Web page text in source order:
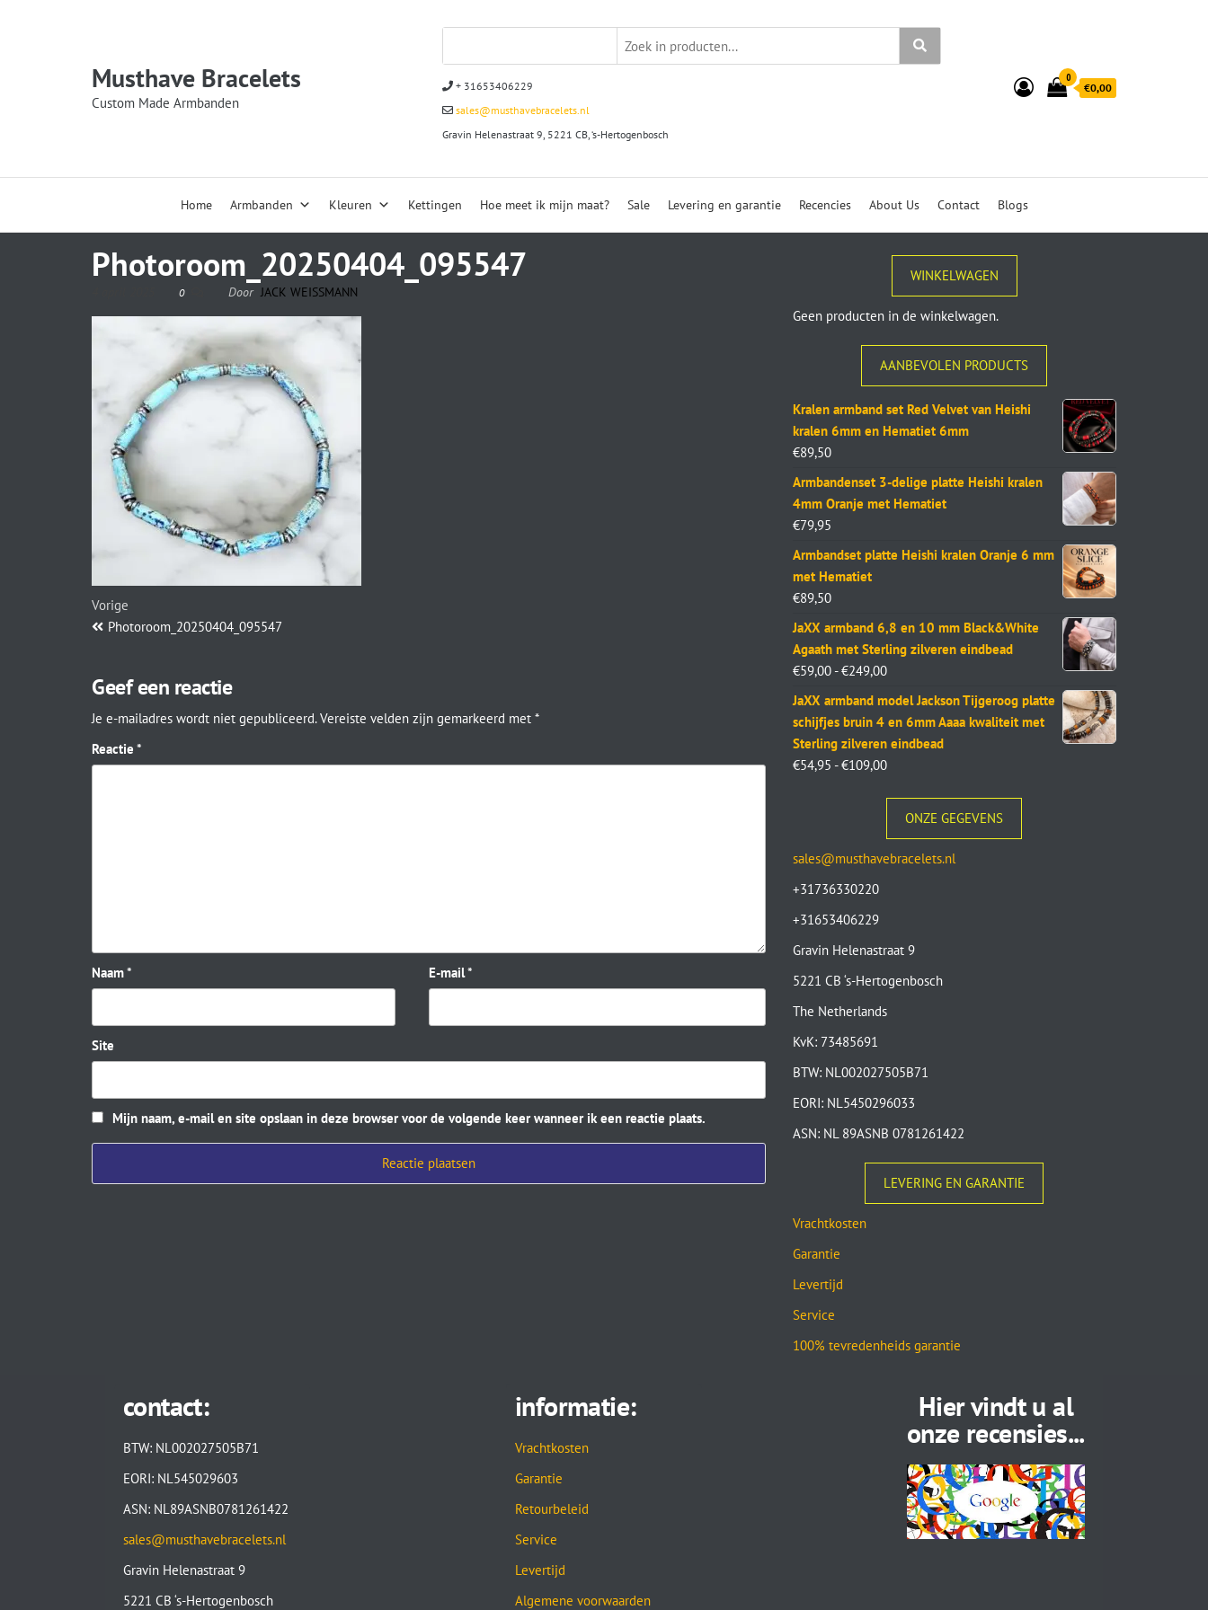
Musthave Bracelets
Custom Made Armbanden
+ 31653406229
sales@musthavebracelets.nl
Gravin Helenastraat 9, 5221 CB, ‘s-Hertogenbosch
0
€0,00
Home Armbanden Kleuren Kettingen Hoe meet ik mijn maat? Sale Levering en garantie Recencies About Us Contact Blogs
Photoroom_20250404_095547
0 Door JACK WEISSMANN
Vorige
Photoroom_20250404_095547
Geef een reactie
Je e-mailadres wordt niet gepubliceerd. Vereiste velden zijn gemarkeerd met *
Reactie *
Naam* E-mail*
Site
Mijn naam, e-mail en site opslaan in deze browser voor de volgende keer wanneer ik een reactie plaats.
WINKELWAGEN
Geen producten in de winkelwagen.
AANBEVOLEN PRODUCTS
Kralen armband set Red Velvet van Heishi
kralen 6mm en Hematiet 6mm
€89,50
Armbandenset 3-delige platte Heishi kralen
4mm Oranje met Hematiet
€79,95
Armbandset platte Heishi kralen Oranje 6 mm
met Hematiet
€89,50
JaXX armband 6,8 en 10 mm Black&White
Agaath met Sterling zilveren eindbead
€59,00 - €249,00
JaXX armband model Jackson Tijgeroog platte
schijfjes bruin 4 en 6mm Aaaa kwaliteit met
Sterling zilveren eindbead
€54,95 - €109,00
ONZE GEGEVENS
sales@musthavebracelets.nl
+31736330220
+31653406229
Gravin Helenastraat 9
5221 CB ‘s-Hertogenbosch
The Netherlands
KvK: 73485691
BTW: NL002027505B71
EORI: NL5450296033
ASN: NL 89ASNB 0781261422
LEVERING EN GARANTIE
Vrachtkosten
Garantie
Levertijd
Service
100% tevredenheids garantie
contact:
BTW: NL002027505B71
EORI: NL545029603
ASN: NL89ASNB0781261422
sales@musthavebracelets.nl
Gravin Helenastraat 9
5221 CB ‘s-Hertogenbosch
informatie:
Vrachtkosten
Garantie
Retourbeleid
Service
Levertijd
Algemene voorwaarden
Hier vindt u al
onze recensies...